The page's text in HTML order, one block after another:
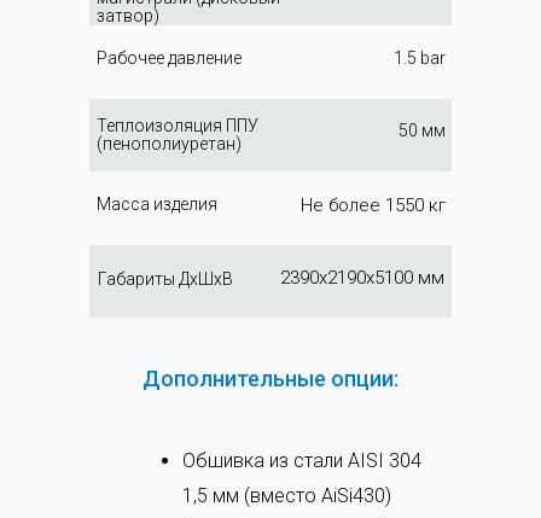
1.5 bar
Рабочее давление
затвор)
Теплоизоляция ППУ
(пенополиуретан)
50 мм
Не более 1550 кг
2390х2190х5100 мм
Масса изделия
Габариты ДхШхВ
Дополнительные опции:
Обшивка из стали AISI 304
1,5 мм (вместо AiSi430)